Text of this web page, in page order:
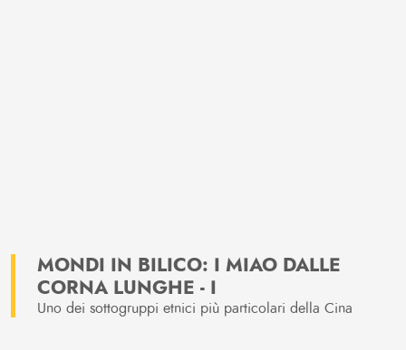
MONDI IN BILICO: I MIAO DALLE
CORNA LUNGHE - I
Uno dei sottogruppi etnici più particolari della Cina